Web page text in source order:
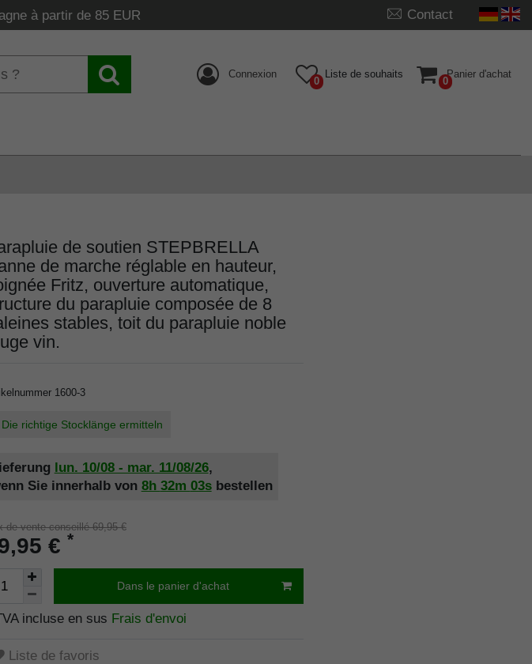
à partir de 85 EUR Contact
Connexion
0
Liste de souhaits
0
Panier d'achat
de soutien STEPBRELLA
de marche réglable en hauteur,
Fritz, ouverture automatique,
du parapluie composée de 8
stables, toit du parapluie noble
vin.
1600-3
Die richtige Stocklänge ermitteln
lun. 10/08 - mar. 11/08/26,
Sie innerhalb von 8h 32m 02sbestellen
de vente conseillé 69,95 €
€ *
Dans le panier d'achat
incluse en sus Frais d'envoi
Liste de favoris